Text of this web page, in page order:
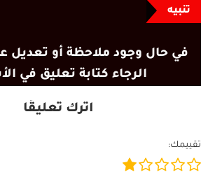
تنبيه
في حال وجود ملاحظة أو تعديل
الرجاء كتابة تعليق في
اترك تعليقًا
تقييمك: